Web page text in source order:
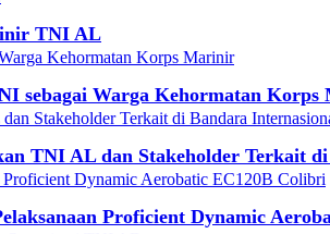
TNI AL
sebagai Warga Kehormatan
TNI AL dan Stakeholder Terkait
Proficient Dynamic